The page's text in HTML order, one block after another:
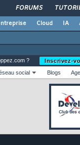
FORUMS
Cloud IA
?
Inscrivez-
social Blogs